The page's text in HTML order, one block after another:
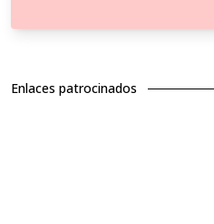
Enlaces patrocinados